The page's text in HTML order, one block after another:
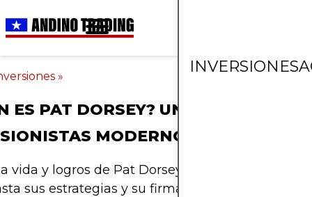
INVERSIONES
»
ES PAT DORSEY? UNA GUÍA PARA
MODERNOS
vida y logros de Pat Dorsey: desde por qué es
sus estrategias y su firma de inversión.